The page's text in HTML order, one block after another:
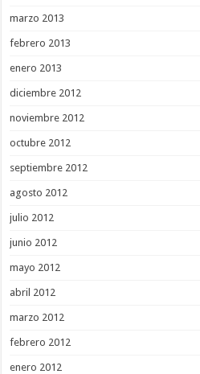
marzo 2013
febrero 2013
enero 2013
diciembre 2012
noviembre 2012
octubre 2012
septiembre 2012
agosto 2012
julio 2012
junio 2012
mayo 2012
abril 2012
marzo 2012
febrero 2012
enero 2012